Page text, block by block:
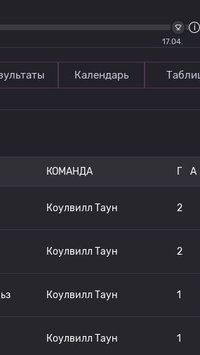
17.04.
Календарь
КОМАНДА Г A
Коулвилл Таун 2
Коулвилл Таун 2
Коулвилл Таун 1
Коулвилл Таун 1